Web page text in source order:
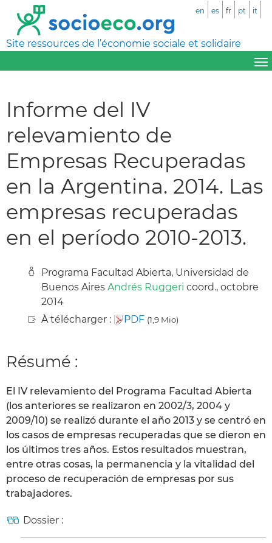
Site ressources de l’économie sociale et solidaire
en es fr pt it
Informe del IV
relevamiento de
Empresas Recuperadas
en la Argentina. 2014. Las
empresas recuperadas
en el período 2010-2013.
Programa Facultad Abierta, Universidad de
Buenos Aires Andrés Ruggeri coord., octobre
2014
À télécharger :
PDF (1,9 Mio)
Résumé :
El IV relevamiento del Programa Facultad Abierta
(los anteriores se realizaron en 2002/3, 2004 y
2009/10) se realizó durante el año 2013 y se centró en
los casos de empresas recuperadas que se dieron en
los últimos tres años. Estos resultados muestran,
entre otras cosas, la permanencia y la vitalidad del
proceso de recuperación de empresas por sus
trabajadores.
Dossier :